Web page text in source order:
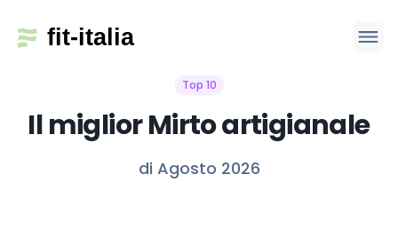
Top 10
Il miglior Mirto artigianale
di Agosto 2026